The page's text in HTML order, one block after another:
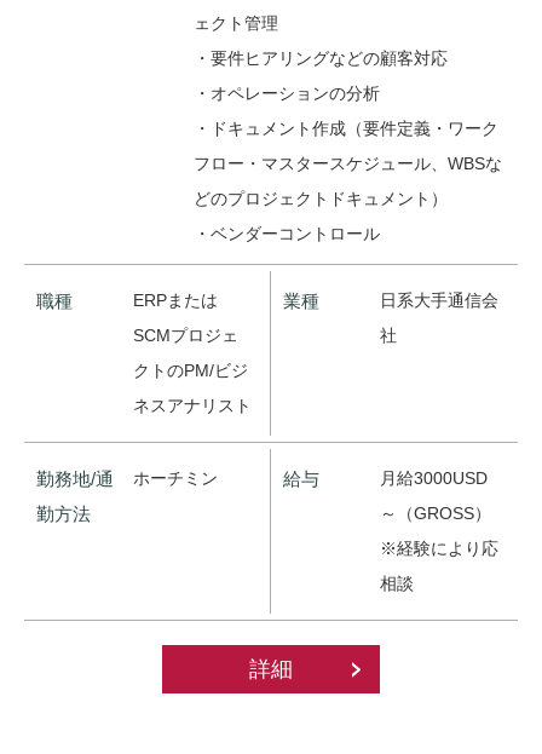
ェクト管理
・要件ヒアリングなどの顧客対応
・オペレーションの分析
・ドキュメント作成（要件定義・ワーク
フロー・マスタースケジュール、WBSな
どのプロジェクトドキュメント）
・ベンダーコントロール
職種
ERPまたは
SCMプロジェ
クトのPM/ビジ
ネスアナリスト
業種
日系大手通信会
社
勤務地/通
勤方法
ホーチミン 給与
月給3000USD
～（GROSS）
※経験により応
相談
詳細